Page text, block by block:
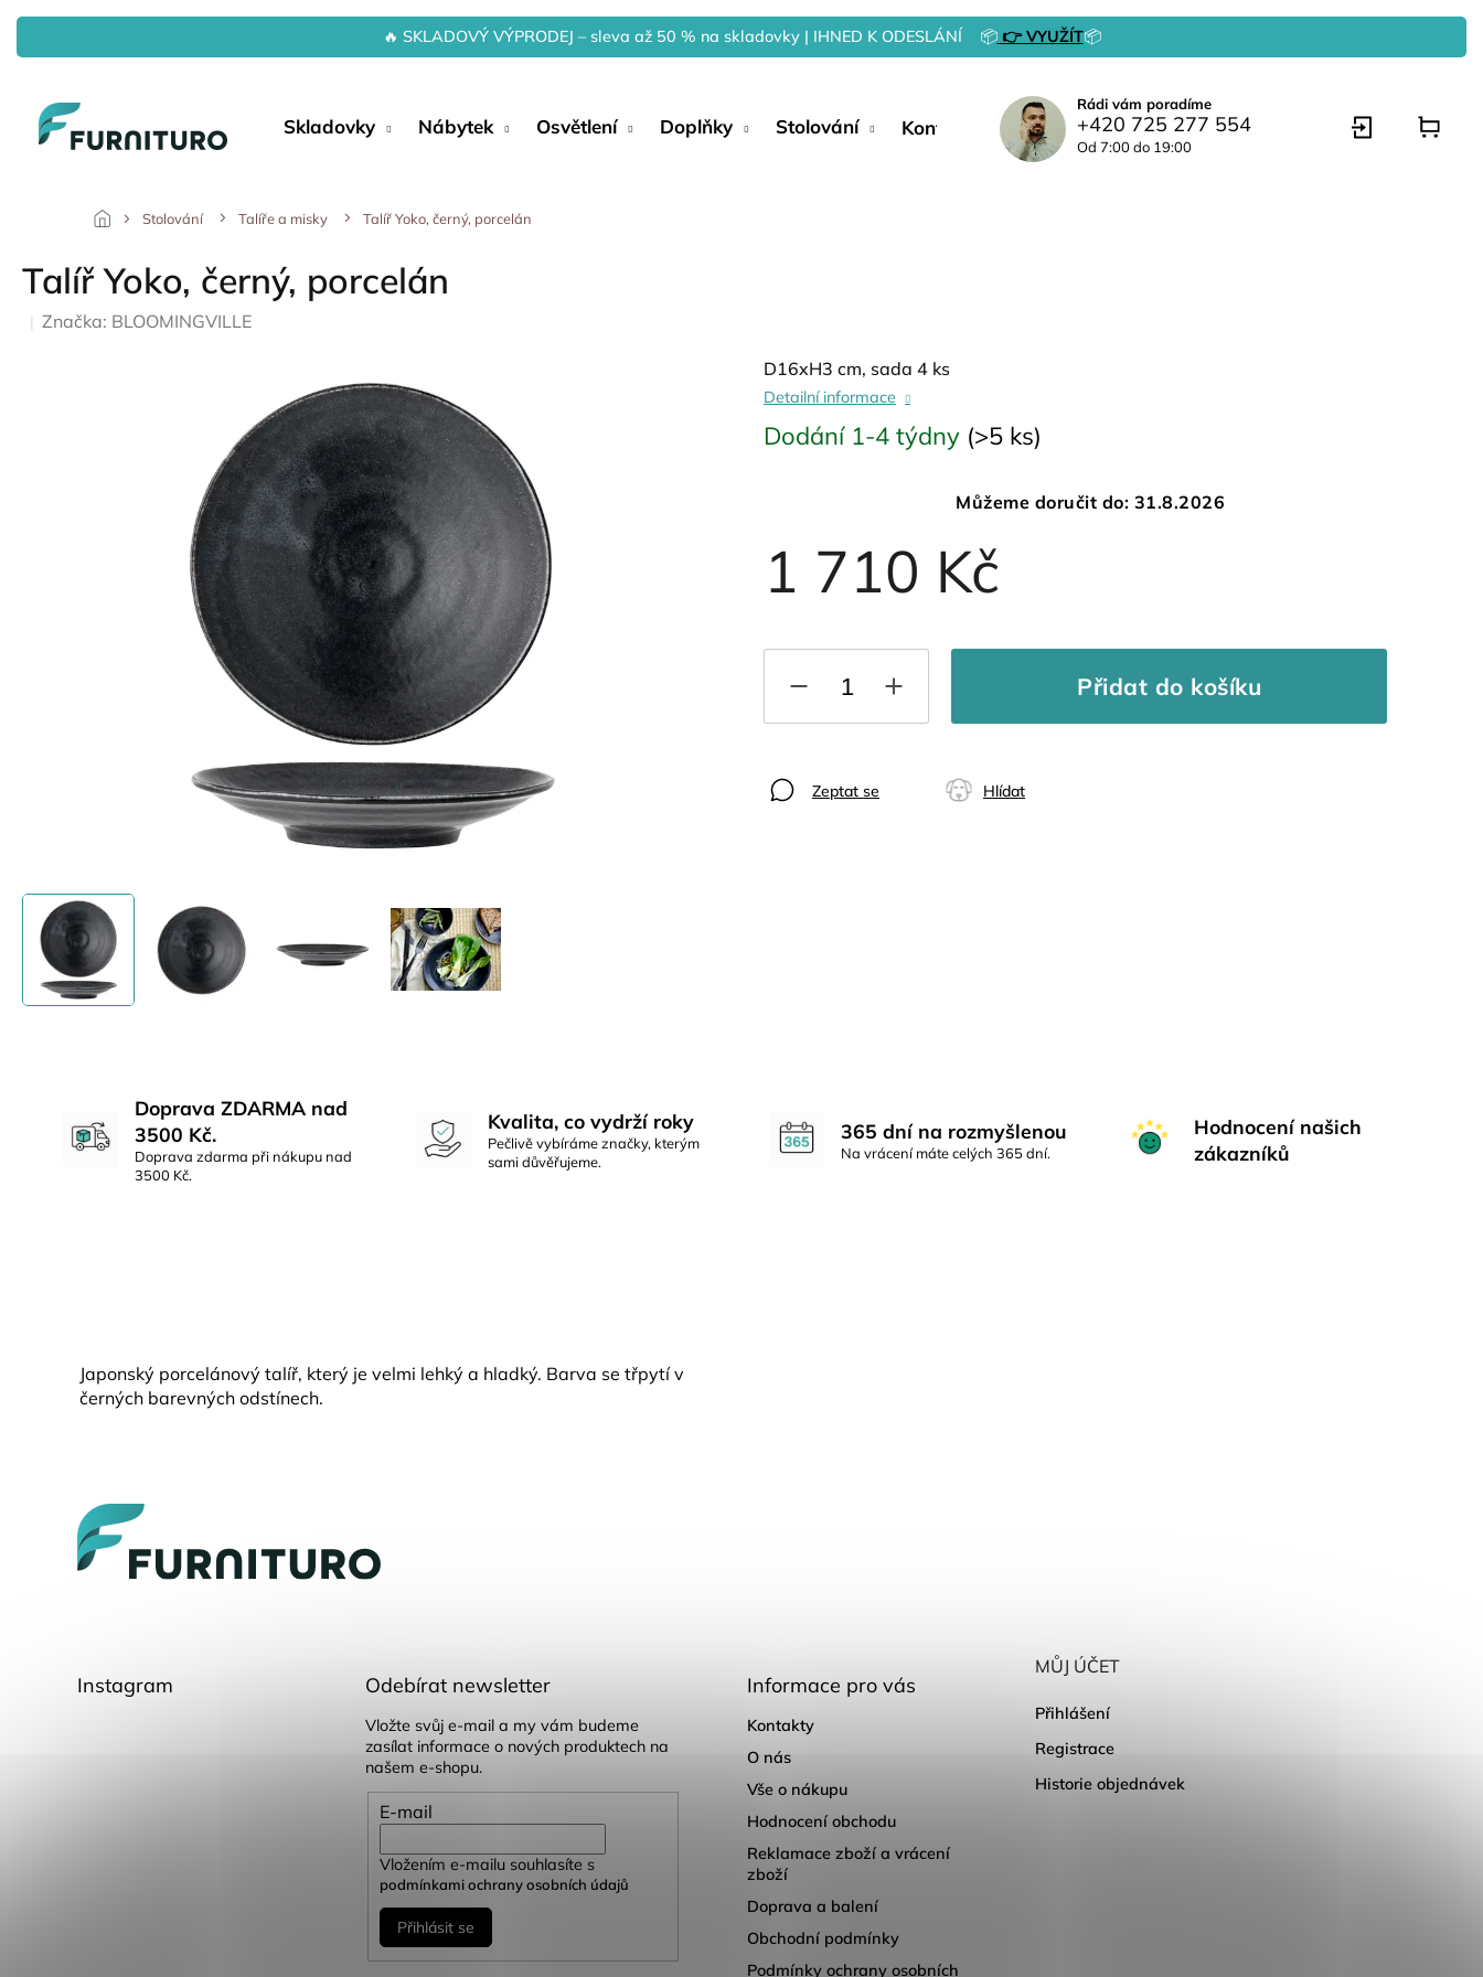
Přejít
obsah
🔥 SKLADOVÝ VÝPRODEJ – sleva až 50 % na skladovky | IHNED K ODESLÁNÍ 📦👉 VYUŽÍT📦
Skladovky Nábytek Osvětlení Doplňky Stolování Kontakty
Rádi vám poradíme
+420 725 277 554
Od 7:00 do 19:00
Stolování Talíře a misky Talíř Yoko, černý, porcelán
Talíř Yoko, černý, porcelán
Značka: BLOOMINGVILLE
1 710 Kč
Dodání 1-4 týdny (>5 ks)
Můžeme doručit do: 31.8.2026
Přidat do košíku
D16xH3 cm, sada 4 ks
Detailní informace
Zeptat se Hlídat
Doprava ZDARMA nad
3500 Kč.
Doprava zdarma při nákupu nad
3500 Kč.
Kvalita, co vydrží roky
Pečlivě vybíráme značky, kterým
sami důvěřujeme.
365 dní na rozmyšlenou
Na vrácení máte celých 365 dní.
Hodnocení našich
zákazníků
Japonský porcelánový talíř, který je velmi lehký a hladký. Barva se třpytí v
černých barevných odstínech.
Instagram Odebírat newsletter
Vložte svůj e-mail a my vám budeme
zasílat informace o nových produktech na
našem e-shopu.
E-mail
Vložením e-mailu souhlasíte s
podmínkami ochrany osobních údajů
Přihlásit se
Informace pro vás
Kontakty
O nás
Vše o nákupu
Hodnocení obchodu
Reklamace zboží a vrácení
zboží
Doprava a balení
Obchodní podmínky
Podmínky ochrany osobních
MŮJ ÚČET
Přihlášení
Registrace
Historie objednávek